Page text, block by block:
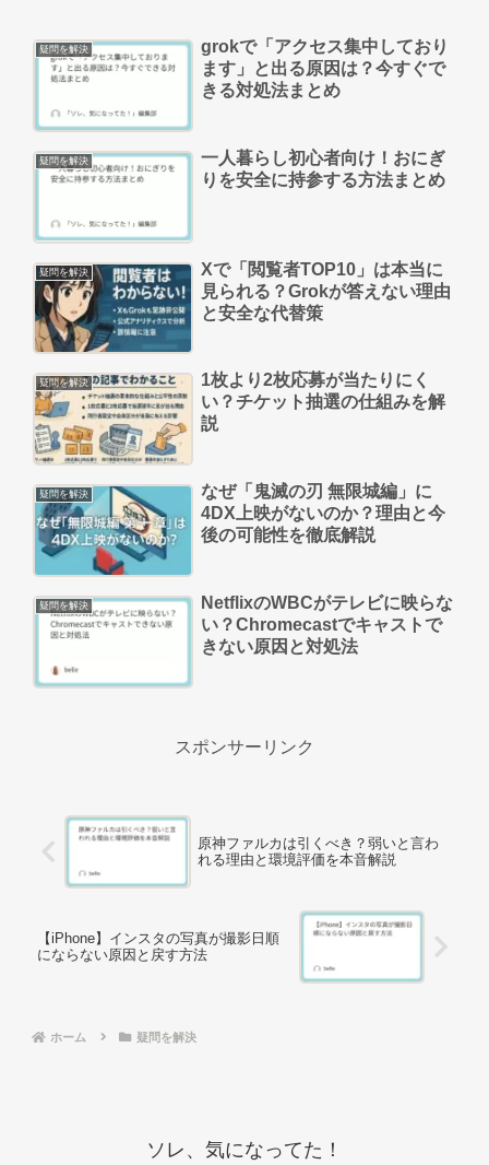
疑問を解決
grokで「アクセス集中しており
ます」と出る原因は？今すぐで
きる対処法まとめ
疑問を解決
一人暮らし初心者向け！おにぎ
りを安全に持参する方法まとめ
疑問を解決
Xで「閲覧者TOP10」は本当に
見られる？Grokが答えない理由
と安全な代替策
疑問を解決
1枚より2枚応募が当たりにく
い？チケット抽選の仕組みを解
説
疑問を解決
なぜ「鬼滅の刃 無限城編」に
4DX上映がないのか？理由と今
後の可能性を徹底解説
疑問を解決
NetflixのWBCがテレビに映らな
い？Chromecastでキャストで
きない原因と対処法
スポンサーリンク
原神ファルカは引くべき？弱いと言わ
れる理由と環境評価を本音解説
【iPhone】インスタの写真が撮影日順
にならない原因と戻す方法
ホーム 疑問を解決
ソレ、気になってた！